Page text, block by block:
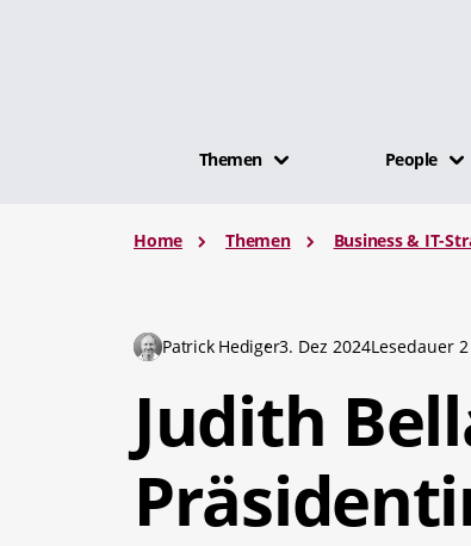
Themen People
Home Themen Business & IT-
Patrick Hediger3. Dez 2024Lesedauer
Judith